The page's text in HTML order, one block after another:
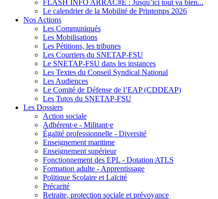
FLASH INFO ARRAC#E : Jusqu’ici tout va bien...
Le calendrier de la Mobilité de Printemps 2026
Nos Actions
Les Communiqués
Les Mobilisations
Les Pétitions, les tribunes
Les Courriers du SNETAP-FSU
Le SNETAP-FSU dans les instances
Les Textes du Conseil Syndical National
Les Audiences
Le Comité de Défense de l’EAP (CDDEAP)
Les Tutos du SNETAP-FSU
Les Dossiers
Action sociale
Adhérent·e - Militant·e
Égalité professionnelle - Diversité
Enseignement maritime
Enseignement supérieur
Fonctionnement des EPL - Dotation ATLS
Formation adulte - Apprentissage
Politique Scolaire et Laïcité
Précarité
Retraite, protection sociale et prévoyance